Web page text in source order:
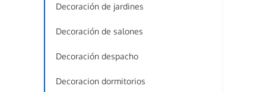
Decoración de jardines
Decoración de salones
Decoración despacho
Decoracion dormitorios